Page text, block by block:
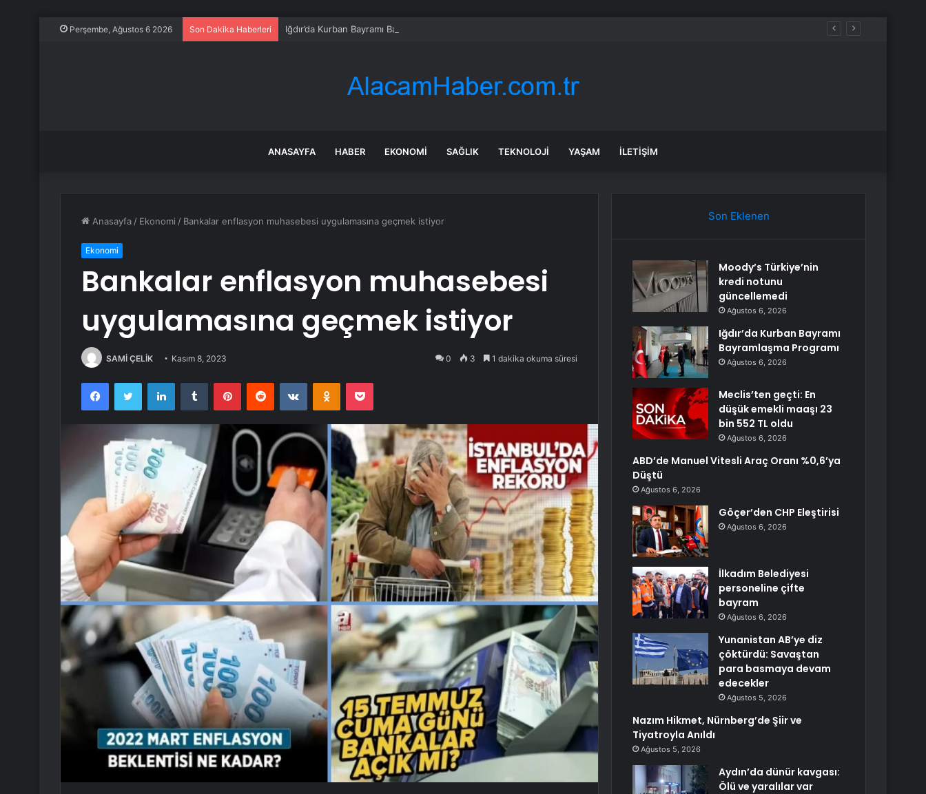
Perşembe, Ağustos 6 2026 Son Dakika Haberleri Iğdır’da Kurban Bayramı Bayramlaşma Programı
ANASAYFA HABER EKONOMI SAĞLIK TEKNOLOJI YAŞAM İLETIŞIM
Anasayfa / Ekonomi / Bankalar enflasyon muhasebesi uygulamasına geçmek istiyor
Ekonomi
Bankalar enflasyon muhasebesi
uygulamasına geçmek istiyor
SAMİ ÇELİK Kasım 8, 2023 0 3 1 dakika okuma süresi
FacebookTwitter LinkedInTumblr PinterestReddit VKontakteOdnoklassniki
Pocket
Son Eklenen
Moody’s Türkiye’nin
kredi notunu
güncellemedi
Ağustos 6, 2026
Iğdır’da Kurban Bayramı
Bayramlaşma Programı
Ağustos 6, 2026
Meclis’ten geçti: En
düşük emekli maaşı 23
bin 552 TL oldu
Ağustos 6, 2026
ABD’de Manuel Vitesli Araç Oranı %0,6’ya
Düştü
Ağustos 6, 2026
Göçer’den CHP Eleştirisi
Ağustos 6, 2026
İlkadım Belediyesi
personeline çifte
bayram
Ağustos 6, 2026
Yunanistan AB’ye diz
çöktürdü: Savaştan
para basmaya devam
edecekler
Ağustos 5, 2026
Nazım Hikmet, Nürnberg’de Şiir ve
Tiyatroyla Anıldı
Ağustos 5, 2026
Aydın’da dünür kavgası:
Ölü ve yaralılar var